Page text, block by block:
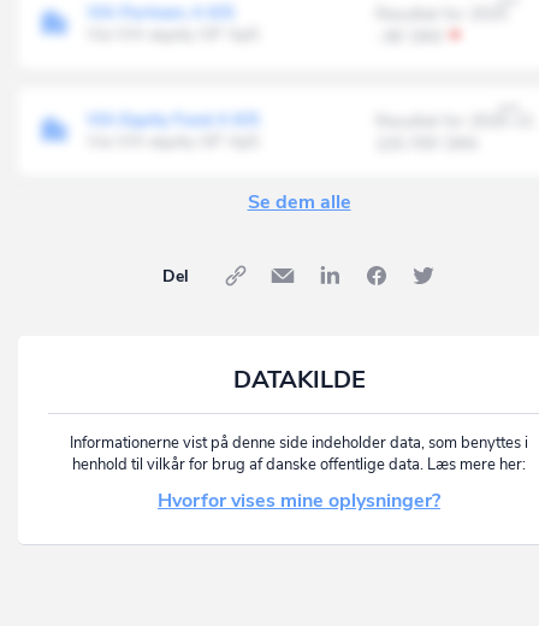
VIA Partners A K/S
VIA Equity Fund A K/S
Se dem alle
Del
DATAKILDE
Informationerne vist på denne side indeholder data, som benyttes i
henhold til vilkår for brug af danske offentlige data. Læs mere her:
Hvorfor vises mine oplysninger?